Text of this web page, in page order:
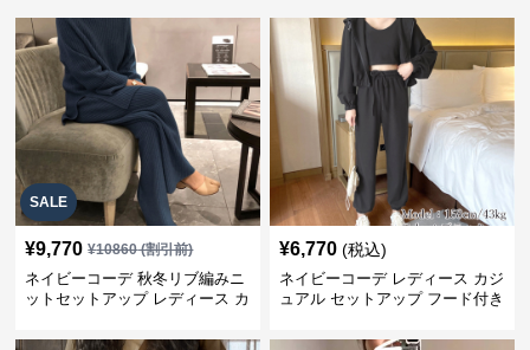
SALE
¥9,770 ¥10860(割引前)
ネイビーコーデ 秋冬リブ編みニ
ットセットアップ レディース カ
¥6,770 (税込)
ネイビーコーデ レディース カジ
ュアル セットアップ フード付き